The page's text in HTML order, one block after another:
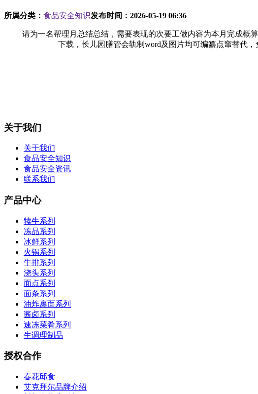
所属分类： 食品安全知识发布时间： 2026-05-19 06:36
请为一名帮理月总结总结，需要表现的次要工做内容为本月完成概算
下载，长儿园膳管会轨制word及图片均可编纂点窜替代
关于我们
关于我们
食品安全知识
食品安全资讯
联系我们
产品中心
犊牛系列
冻品系列
冰鲜系列
火锅系列
牛排系列
浇头系列
面点系列
面条系列
油炸裹面系列
酱卤系列
速冻菜肴系列
生调理制品
授权合作
春花邱食
艾克拜尔品牌介绍